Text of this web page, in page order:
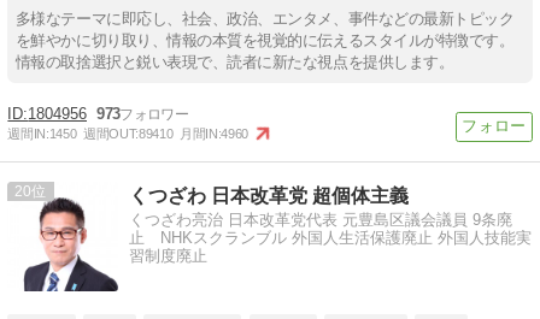
多様なテーマに即応し、社会、政治、エンタメ、事件などの最新トピック
を鮮やかに切り取り、情報の本質を視覚的に伝えるスタイルが特徴です。
情報の取捨選択と鋭い表現で、読者に新たな視点を提供します。
1804956 973
週間IN:1450 週間OUT:89410 月間IN:4960
20 くつざわ 日本改革党 超個体主義
くつざわ亮治 日本改革党代表 元豊島区議会議員 9条廃
止 NHKスクランブル 外国人生活保護廃止 外国人技能実
習制度廃止